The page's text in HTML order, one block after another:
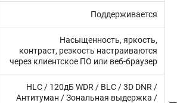
Поддерживается
Насыщенность, яркость,
контраст, резкость настраиваются
через клиентское ПО или веб-браузер
HLC / 120дБ WDR / BLC / 3D DNR /
Антитуман / Зональная выдержка /